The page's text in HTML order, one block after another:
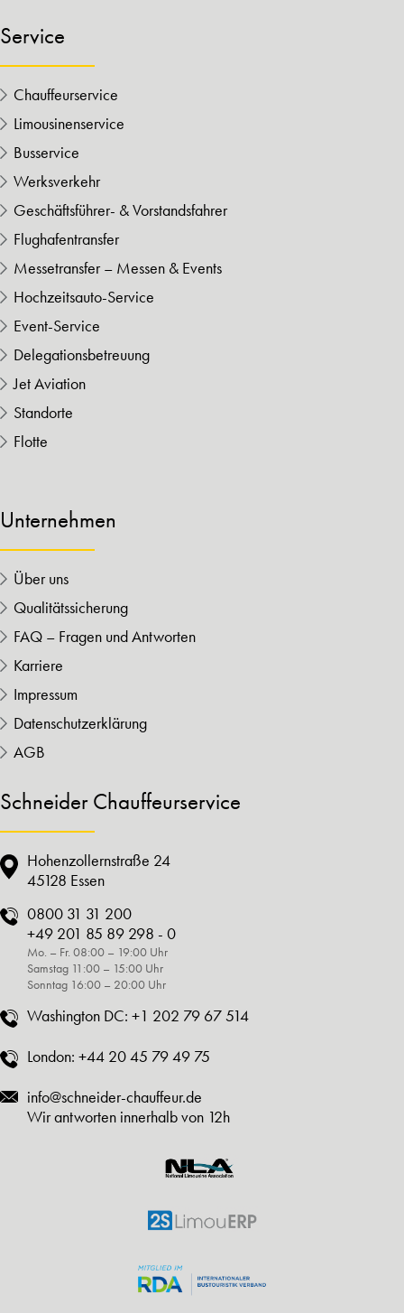
Service
Chauffeurservice
Limousinenservice
Busservice
Werksverkehr
Geschäftsführer- & Vorstandsfahrer
Flughafentransfer
Messetransfer – Messen & Events
Hochzeitsauto-Service
Event-Service
Delegationsbetreuung
Jet Aviation
Standorte
Flotte
Unternehmen
Über uns
Qualitätssicherung
FAQ – Fragen und Antworten
Karriere
Impressum
Datenschutzerklärung
AGB
Schneider Chauffeurservice
Hohenzollernstraße 24
45128 Essen
0800 31 31 200
+49 201 85 89 298 - 0
Mo. – Fr. 08:00 – 19:00 Uhr
Samstag 11:00 – 15:00 Uhr
Sonntag 16:00 – 20:00 Uhr
Washington DC: +1 202 79 67 514
London: +44 20 45 79 49 75
info@schneider-chauffeur.de
Wir antworten innerhalb von 12h